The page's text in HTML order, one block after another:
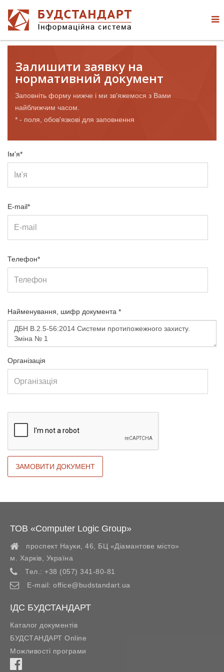
Залишити заявку на
нормативний документ
Заповніть форму нижче і ми зв'яжемося з Вами
найближчим часом.
* - поля, обов'язкові для заповнення
Ім'я*
E-mail*
Телефон*
Найменування, шифр документа *
Організація
ТОВ «Computer Logic Group»
проспект Науки, 46, БЦ «Діамантове місто»
м. Харків
Україна
Тел.: +38 (057) 341-80-81
E-mail: office@budstandart.ua
ІДС БУДСТАНДАРТ
Каталог документів
БУДСТАНДАРТ Online
Можливості програми